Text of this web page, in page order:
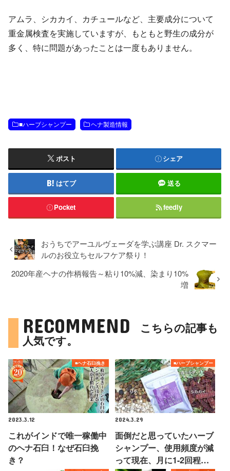
アムラ、シカカイ、カチュールなど、主要成分について
重金属検査を実施していますが、もともと野生の成分が
多く、特に問題があったことは一度もありません。
■ハーブシャンプー ヘナ製造情報
ポスト シェア
はてブ 送る
Pocket feedly
おうちでアーユルヴェーダを学ぶ講座 Dr. スクマー
ルのお役立ちセルフケア祭り！
2020年産ヘナの作柄報告～粘り10%減、染まり10%
増
RECOMMEND
こちらの記事も
人気です。
■ヘナ石臼挽き
2023.3.12
これがインドで唯一稼働中
のヘナ石臼！なぜ石臼挽
き？
■ハーブシャンプー
2024.3.29
面倒だと思っていたハーブ
シャンプー、使用頻度が減
って現在、月に1-2回程…